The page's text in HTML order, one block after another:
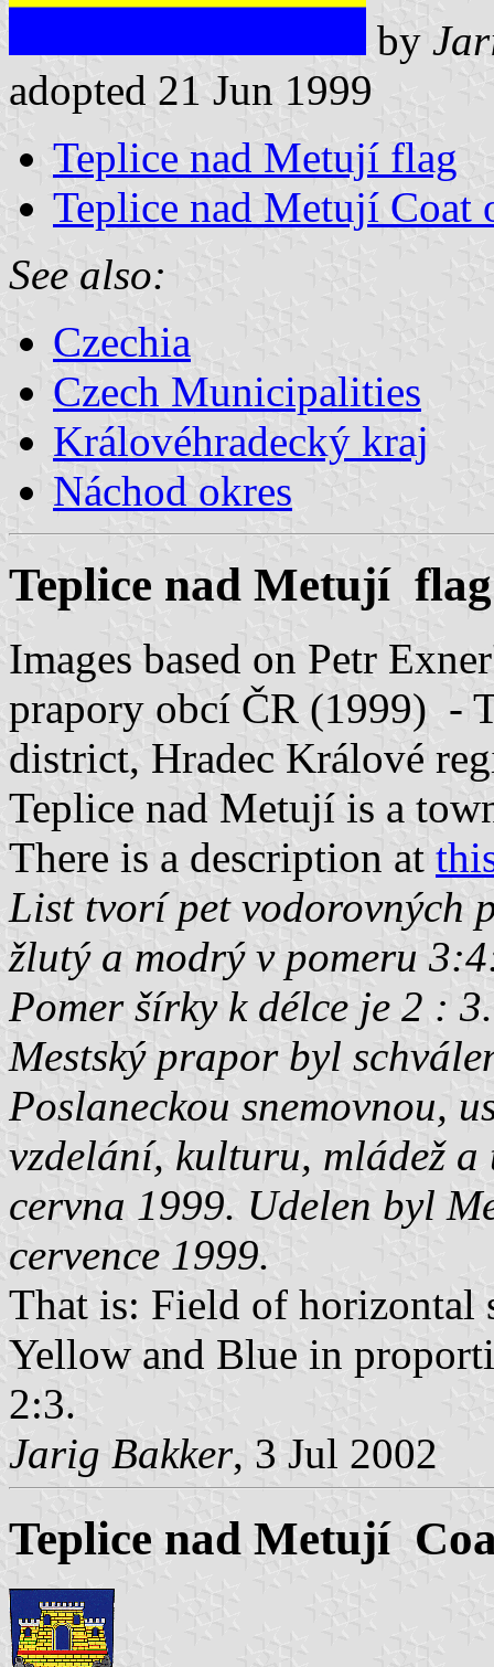
by
adopted 21 Jun 1999
Teplice nad Metují flag
Teplice nad Metují Coat
See also:
Czechia
Czech Municipalities
Královéhradecký kraj
Náchod okres
Teplice nad Metují flag
Images based on Petr
prapory obcí ČR (1999) -
district, Hradec Králové
Teplice nad Metují is a
There is a description at
List tvorí pet vodorovných
žlutý a modrý v pomeru
Pomer šírky k délce je 2 : 3.
Mestský prapor byl
Poslaneckou snemovnou,
vzdelání, kulturu, mládež a
cervna 1999. Udelen byl
cervence 1999.
That is: Field of horizontal
Yellow and Blue in
2:3.
Jarig Bakker, 3 Jul 2002
Teplice nad Metují